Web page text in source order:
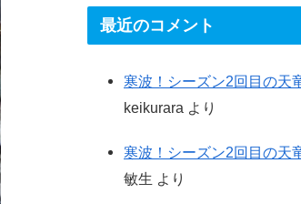
最近のコメント
寒波！シーズン2回目の天
keikurara より
寒波！シーズン2回目の天
敏生 より